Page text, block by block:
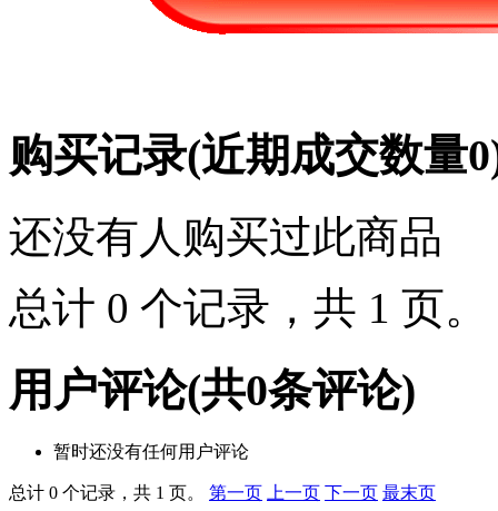
购买记录(近期成交数量0
还没有人购买过此商品
总计 0 个记录，共 1 页。
用户评论(共0条评论)
暂时还没有任何用户评论
总计 0 个记录，共 1 页。 第一页 上一页 下一页 最末页